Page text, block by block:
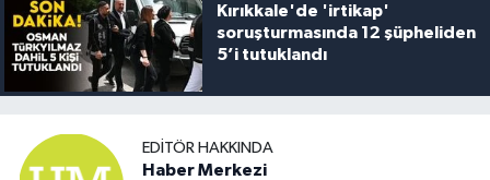
Kırıkkale'de 'irtikap'
soruşturmasında 12 şüpheliden
5’i tutuklandı
EDITÖR HAKKINDA
Haber Merkezi